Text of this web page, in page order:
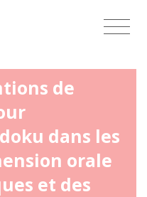
de
dans les
orale
et des